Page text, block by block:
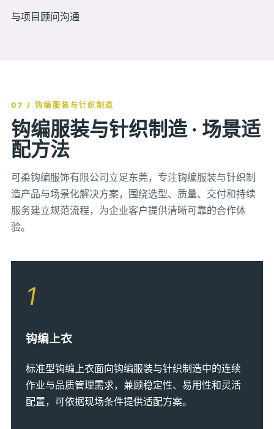
与项目顾问沟通
07 / 钩编服装与针织制造
钩编服装与针织制造 · 场景适
配方法
可柔钩编服饰有限公司立足东莞，专注钩编服装与针织制
造产品与场景化解决方案，围绕选型、质量、交付和持续
服务建立规范流程，为企业客户提供清晰可靠的合作体
验。
1
钩编上衣
标准型钩编上衣面向钩编服装与针织制造中的连续
作业与品质管理需求，兼顾稳定性、易用性和灵活
配置，可依据现场条件提供适配方案。